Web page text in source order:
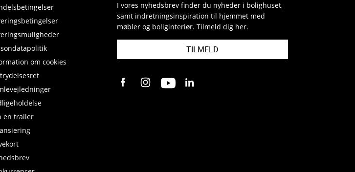
om cookies
en trailer
I vores nyhedsbrev finder du nyheder i bolighuset,
samt indretningsinspiration til hjemmet med
møbler og boliginteriør. Tilmeld dig her.
TILMELD